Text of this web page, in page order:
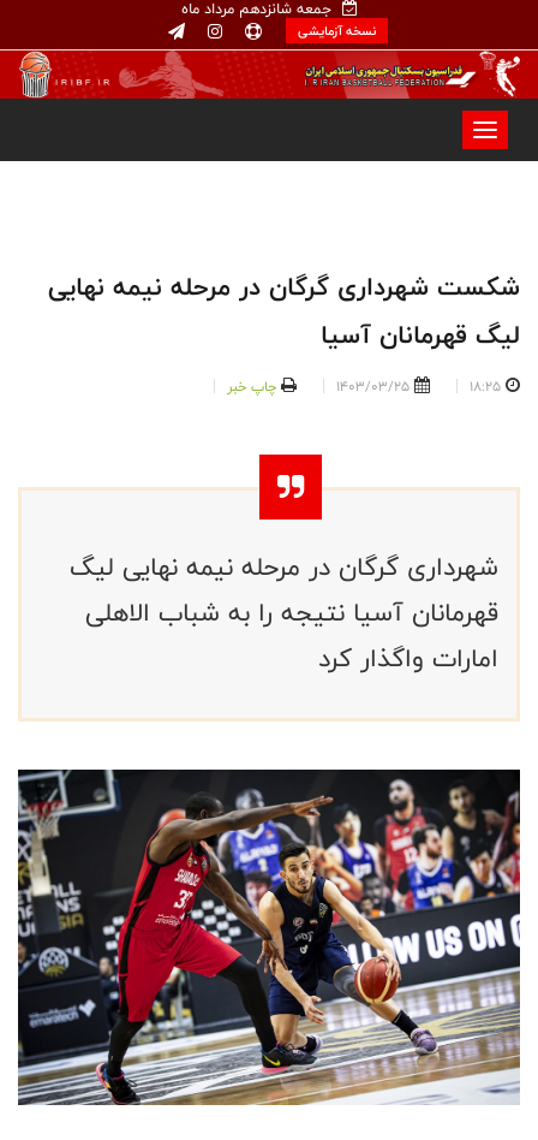
جمعه شانزدهم مرداد ماه
نسخه آزمایشی
شکست شهرداری گرگان در مرحله نیمه نهایی
لیگ قهرمانان آسیا
18:25
1403/03/25 چاپ خبر
شهرداری گرگان در مرحله نیمه نهایی لیگ
قهرمانان آسیا نتیجه را به شباب الاهلی
امارات واگذار کرد